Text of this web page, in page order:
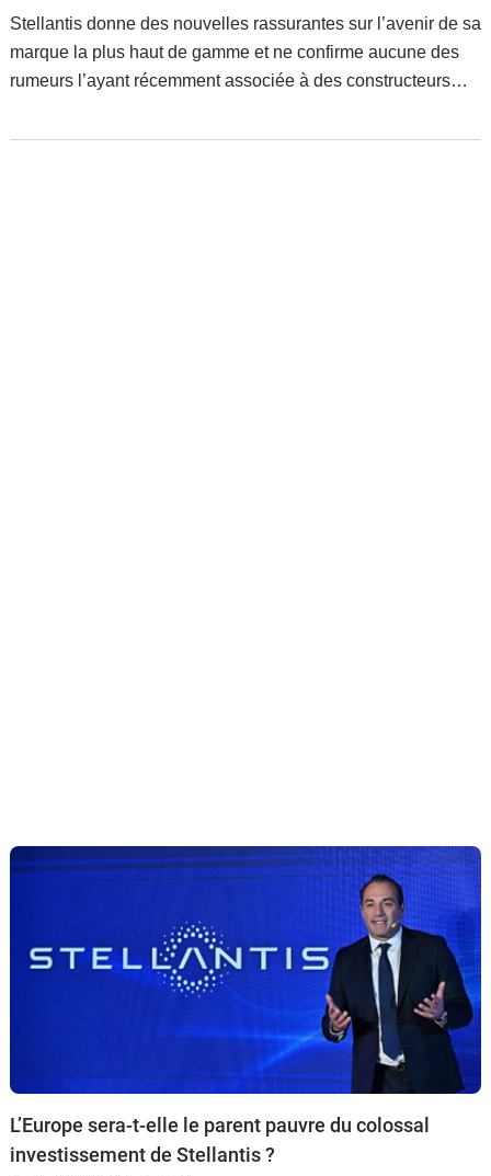
Stellantis donne des nouvelles rassurantes sur l’avenir de sa
marque la plus haut de gamme et ne confirme aucune des
rumeurs l’ayant récemment associée à des constructeurs
L’Europe sera-t-elle le parent pauvre du colossal
investissement de Stellantis ?